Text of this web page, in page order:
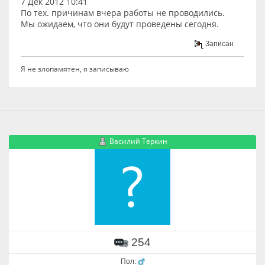
По тех. причинам вчера работы не проводились.
Мы ожидаем, что они будут проведены сегодня.
Записан
Я не злопамятен, я записываю
Василий Теркин
254
Пол: